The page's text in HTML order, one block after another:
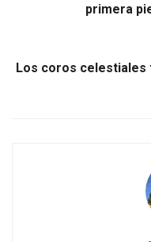
primera
Los coros celestiales